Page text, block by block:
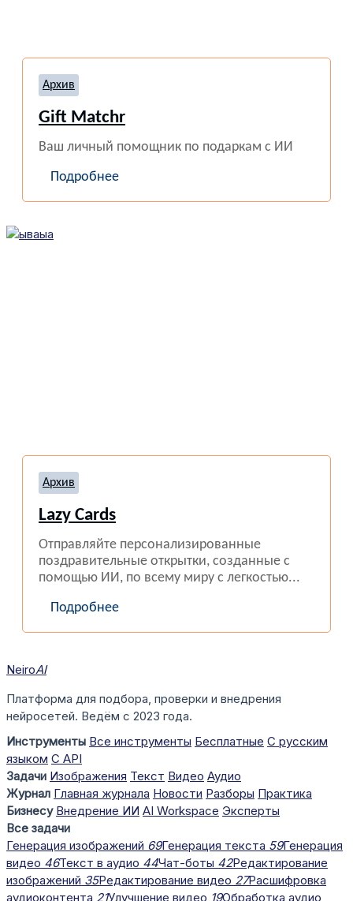
Архив
Gift Matchr
Ваш личный помощник по подаркам с ИИ
Подробнее
Архив
Lazy Cards
Отправляйте персонализированные
поздравительные открытки, созданные с
помощью ИИ, по всему миру с легкостью...
Подробнее
NeiroAI
Платформа для подбора, проверки и внедрения
нейросетей. Ведём с 2023 года.
Инструменты Все инструменты Бесплатные С русским
языком С API
Задачи Изображения Текст Видео Аудио
Журнал Главная журнала Новости Разборы Практика
Бизнесу Внедрение ИИ AI Workspace Эксперты
Все задачи
Генерация изображений 69Генерация текста 59Генерация
видео 46Текст в аудио 44Чат-боты 42Редактирование
изображений 35Редактирование видео 27Расшифровка
аудиоконтента 21Улучшение видео 19Обработка аудио